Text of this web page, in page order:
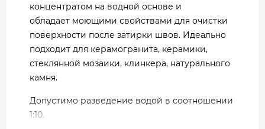
концентратом на водной основе и
обладает моющими свойствами для очистки
поверхности после затирки швов. Идеально
подходит для керамогранита, керамики,
стеклянной мозаики, клинкера, натурального
камня.
Допустимо разведение водой в соотношении
1:10.